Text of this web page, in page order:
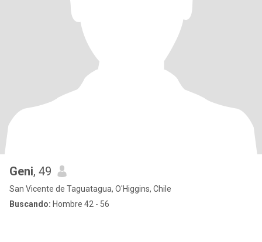
Geni, 49
San Vicente de Taguatagua, O'Higgins, Chile
Buscando: Hombre 42 - 56